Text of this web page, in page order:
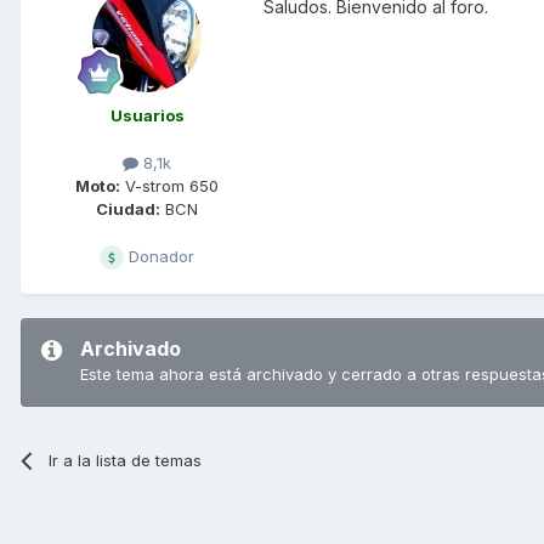
Usuarios
8,1k
Moto: V-strom 650
Ciudad: BCN
Donador
Saludos. Bienvenido al foro.
Archivado
Este tema ahora está archivado y cerrado a otras
Ir a la lista de temas